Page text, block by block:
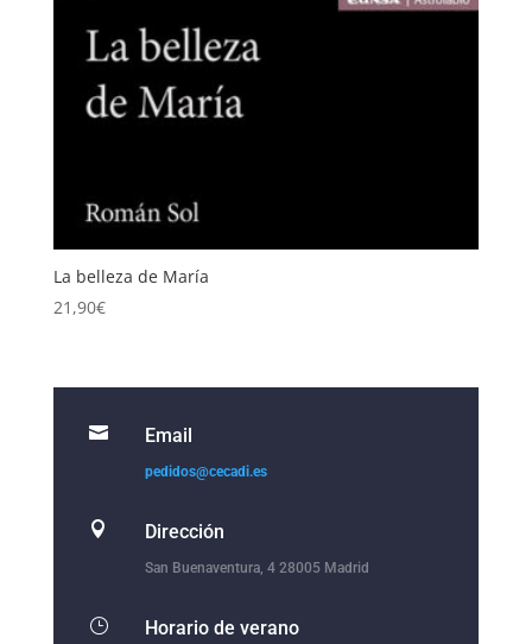
La belleza de María
21,90€
 Email
pedidos@cecadi.es
 Dirección
San Buenaventura, 4 28005 Madrid
} Horario de verano